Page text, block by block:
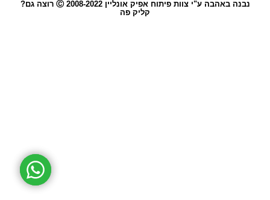
נבנה באהבה ע"י צוות פיתוח אפיק אונליין 2008-2022 Ⓒ רוצה גם?
קליק פה